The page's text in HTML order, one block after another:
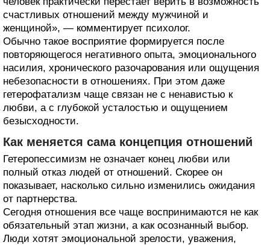
счастливых отношений между мужчиной и
женщиной», — комментирует психолог.
Обычно такое восприятие формируется после
повторяющегося негативного опыта, эмоционального
насилия, хронического разочарования или ощущения
небезопасности в отношениях. При этом даже
гетерофатализм чаще связан не с ненавистью к
любви, а с глубокой усталостью и ощущением
безысходности.
Как меняется сама концепция отношений
Гетеропессимизм не означает конец любви или
полный отказ людей от отношений. Скорее он
показывает, насколько сильно изменились ожидания
от партнерства.
Сегодня отношения все чаще воспринимаются не как
обязательный этап жизни, а как осознанный выбор.
Люди хотят эмоциональной зрелости, уважения,